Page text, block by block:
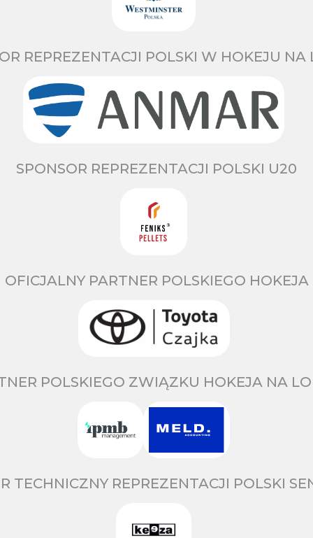
REPREZENTACJI POLSKI W HOKEJU NA
SPONSOR REPREZENTACJI POLSKI U20
OFICJALNY PARTNER POLSKIEGO HOKEJA
POLSKIEGO ZWIĄZKU HOKEJA NA
TECHNICZNY REPREZENTACJI POLSKI